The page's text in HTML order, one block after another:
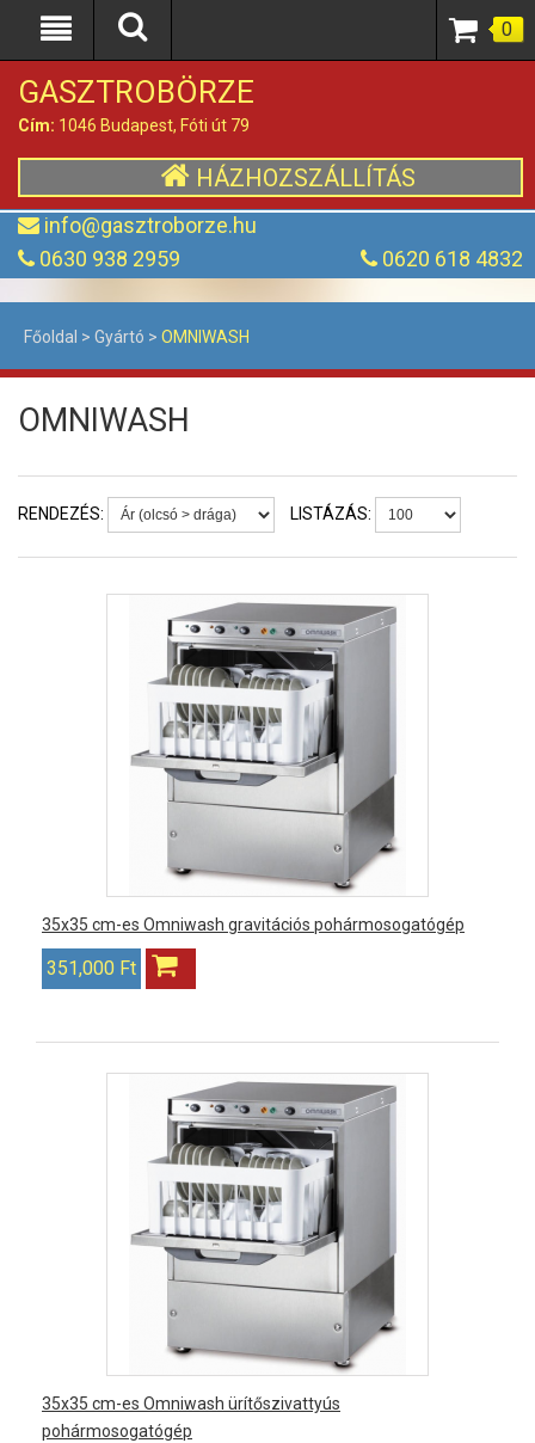
GASZTROBÖRZE
Cím: 1046 Budapest, Fóti út 79
HÁZHOZSZÁLLÍTÁS
info@gasztroborze.hu
0630 938 2959
0620 618 4832
0
Főoldal > Gyártó > OMNIWASH
OMNIWASH
RENDEZÉS: LISTÁZÁS:
35x35 cm-es Omniwash gravitációs pohármosogatógép
351,000 Ft
35x35 cm-es Omniwash ürítőszivattyús
pohármosogatógép